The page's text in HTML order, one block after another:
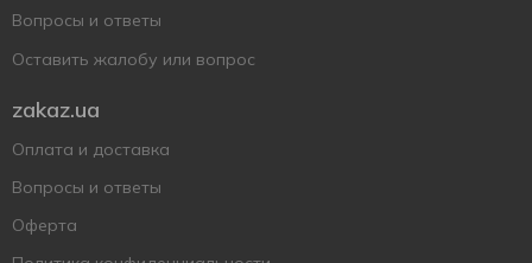
Вопросы и ответы
Оставить жалобу или вопрос
zakaz.ua
Оплата и доставка
Вопросы и ответы
Оферта